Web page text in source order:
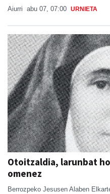
Aiurri abu 07, 07:00 URNIETA
Otoitzaldia, larunbat
omenez
Berrozpeko Jesusen Alaben